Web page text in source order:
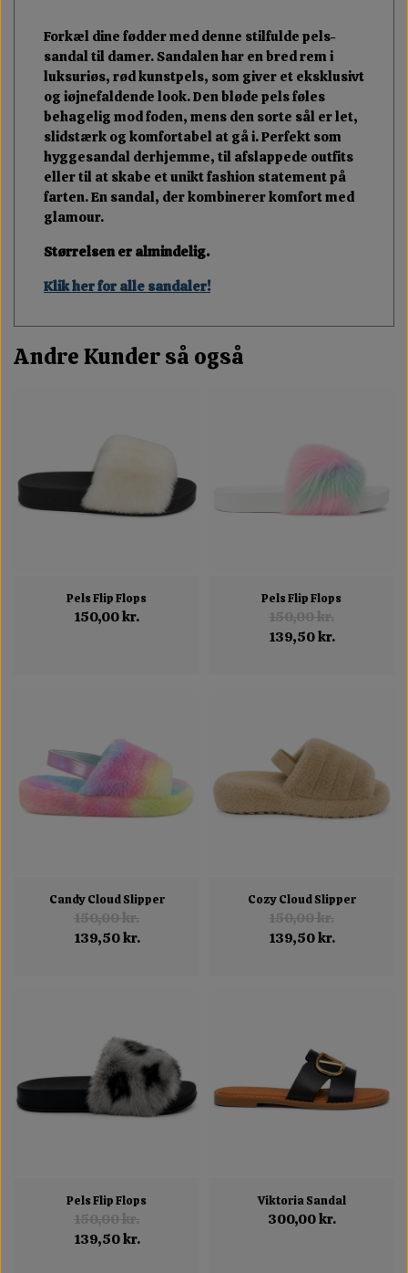
Forkæl dine fødder med denne stilfulde pels-
sandal til damer. Sandalen har en bred rem i
luksuriøs, rød kunstpels, som giver et eksklusivt
og iøjnefaldende look. Den bløde pels føles
behagelig mod foden, mens den sorte sål er let,
slidstærk og komfortabel at gå i. Perfekt som
hyggesandal derhjemme, til afslappede outfits
eller til at skabe et unikt fashion statement på
farten. En sandal, der kombinerer komfort med
glamour.
Størrelsen er almindelig.
Klik her for alle sandaler!
Andre Kunder så også
Pels Flip Flops
150,00 kr.
Pels Flip Flops
150,00 kr.
139,50 kr.
Candy Cloud Slipper
150,00 kr.
139,50 kr.
Cozy Cloud Slipper
150,00 kr.
139,50 kr.
Pels Flip Flops
150,00 kr.
139,50 kr.
Viktoria Sandal
300,00 kr.